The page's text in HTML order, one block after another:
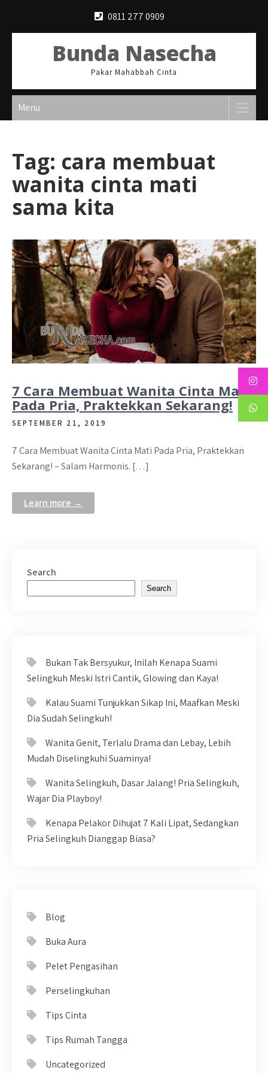
0811 277 0909
Bunda Nasecha
Pakar Mahabbah Cinta
Menu
Tag: cara membuat
wanita cinta mati
sama kita
7 Cara Membuat Wanita Cinta Mati
Pada Pria, Praktekkan Sekarang!
SEPTEMBER 21, 2019
7 Cara Membuat Wanita Cinta Mati Pada Pria, Praktekkan
Sekarang! – Salam Harmonis. […]
Learn more →
Search
Search
Bukan Tak Bersyukur, Inilah Kenapa Suami
Selingkuh Meski Istri Cantik, Glowing dan Kaya!
Kalau Suami Tunjukkan Sikap Ini, Maafkan Meski
Dia Sudah Selingkuh!
Wanita Genit, Terlalu Drama dan Lebay, Lebih
Mudah Diselingkuhi Suaminya!
Wanita Selingkuh, Dasar Jalang! Pria Selingkuh,
Wajar Dia Playboy!
Kenapa Pelakor Dihujat 7 Kali Lipat, Sedangkan
Pria Selingkuh Dianggap Biasa?
Blog
Buka Aura
Pelet Pengasihan
Perselingkuhan
Tips Cinta
Tips Rumah Tangga
Uncategorized